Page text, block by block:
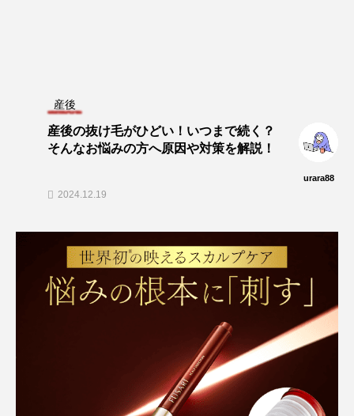
産後
産後の抜け毛がひどい！いつまで続く？
そんなお悩みの方へ原因や対策を解説！
urara88
2024.12.19